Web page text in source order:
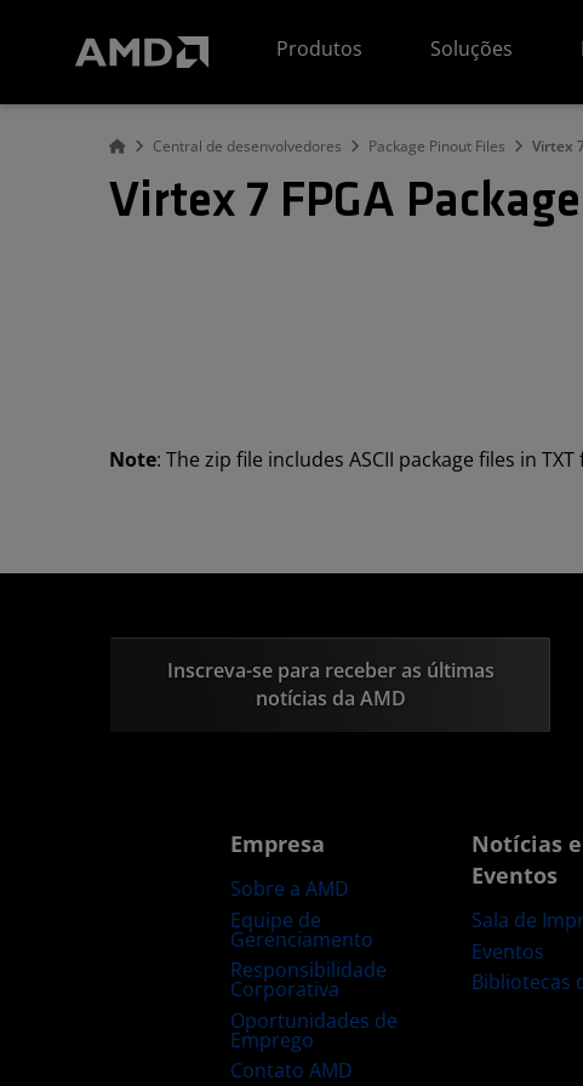
Produtos
Soluções
Central de desenvolvedores Package Pinout Files Virtex
Virtex 7 FPGA
Note: The zip file includes ASCII package files in
Inscreva-se para receber as últimas
notícias da AMD
Empresa
Sobre a AMD
Equipe de
Gerenciamento
Responsibilidade
Corporativa
Oportunidades de
Emprego
Contato AMD
Notícias e
Eventos
Sala de
Eventos
Bibliotecas